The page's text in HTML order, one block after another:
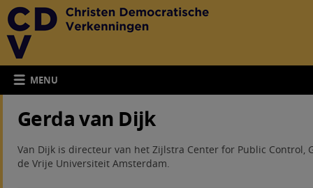
MENU
Gerda van Dijk
Van Dijk is directeur van het Zijlstra Center for Public Control,
de Vrije Universiteit Amsterdam.